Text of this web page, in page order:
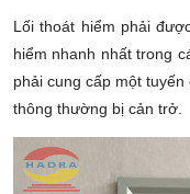
Lối thoát hiểm phải
hiểm nhanh nhất trong
phải cung cấp một
thông thường bị cản trở.